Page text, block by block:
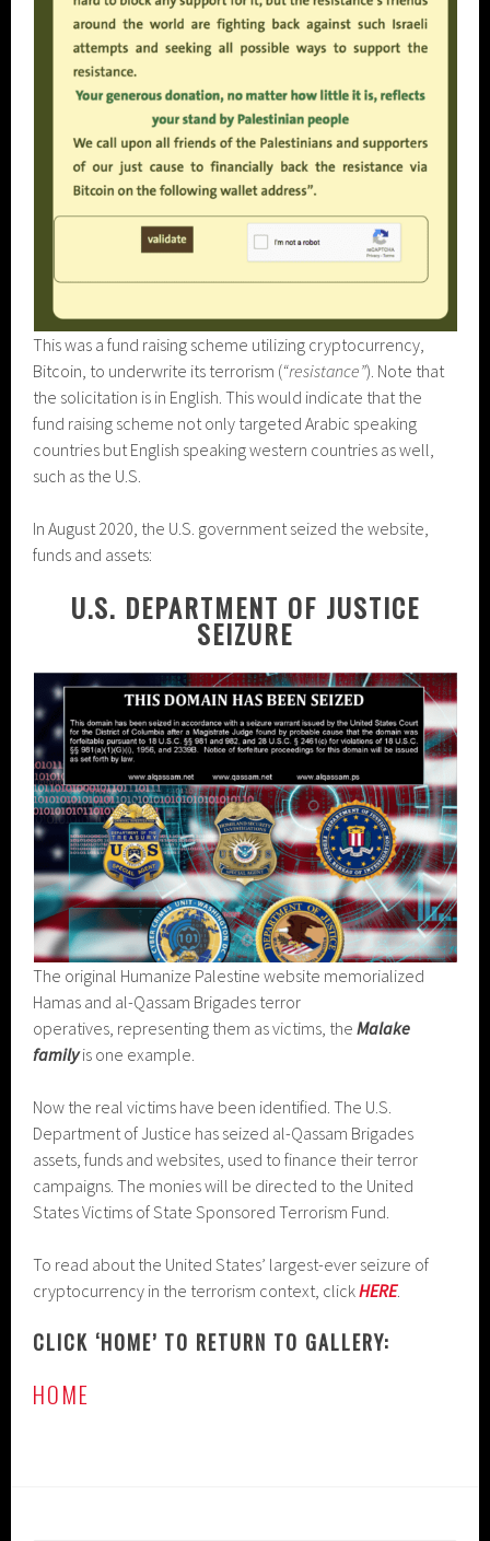
This was a fund raising scheme utilizing cryptocurrency,
Bitcoin, to underwrite its terrorism (“resistance”). Note that
the solicitation is in English. This would indicate that the
fund raising scheme not only targeted Arabic speaking
countries but English speaking western countries as well,
such as the U.S.
In August 2020, the U.S. government seized the website,
funds and assets:
U.S. DEPARTMENT OF JUSTICE
SEIZURE
The original Humanize Palestine website memorialized
Hamas and al-Qassam Brigades terror
operatives, representing them as victims, theMalake
familyis one example.
Now the real victims have been identified. The U.S.
Department of Justice has seized al-Qassam Brigades
assets, funds and websites, used to finance their terror
campaigns. The monies will be directed to the United
States Victims of State Sponsored Terrorism Fund.
To read about the United States’ largest-ever seizure of
cryptocurrency in the terrorism context, clickHERE.
CLICK ‘HOME’ TO RETURN TO GALLERY:
HOME